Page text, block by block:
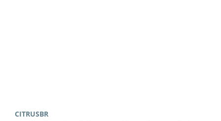
CITRUSBR